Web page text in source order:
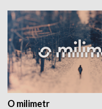
O milimetr